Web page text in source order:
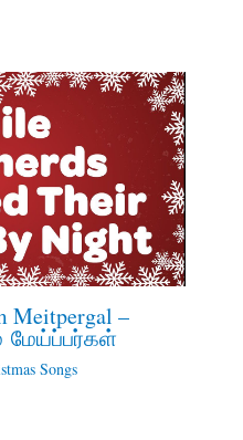
Meitpergal –
மேய்ப்பர்கள்
Songs